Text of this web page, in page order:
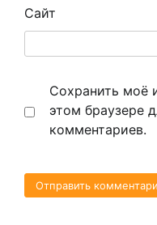
Сайт
Сохранить моё
этом браузере
комментариев.